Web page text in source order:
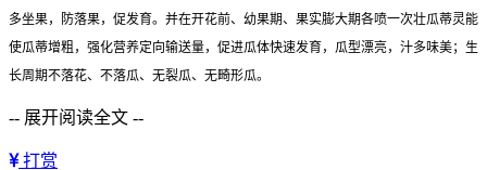
多坐果，防落果，促发育。并在开花前、幼果期、果实膨大期各喷一次壮瓜蒂灵能
使瓜蒂增粗，强化营养定向输送量，促进瓜体快速发育，瓜型漂亮，汁多味美；生
长周期不落花、不落瓜、无裂瓜、无畸形瓜。
-- 展开阅读全文 --
打赏